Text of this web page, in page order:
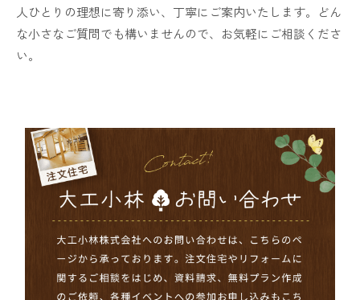
人ひとりの理想に寄り添い、丁寧にご案内いたします。どん
な小さなご質問でも構いませんので、お気軽にご相談くださ
い。